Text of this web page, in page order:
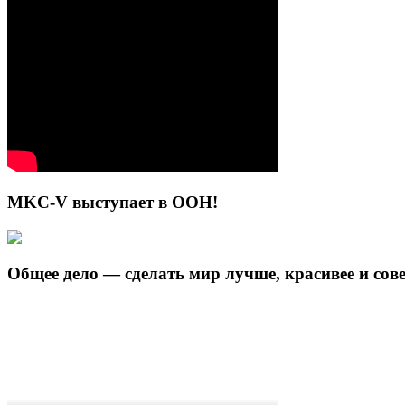
MKC-V выступает в ООН!
Общее дело — сделать мир лучше, красивее и